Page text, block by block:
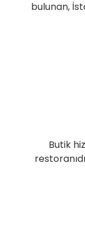
bulunan,
Butik